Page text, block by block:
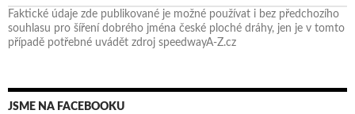
Faktické údaje zde publikované je možné používat i bez předchozího
souhlasu pro šíření dobrého jména české ploché dráhy, jen je v tomto
případě potřebné uvádět zdroj speedwayA-Z.cz
JSME NA FACEBOOKU